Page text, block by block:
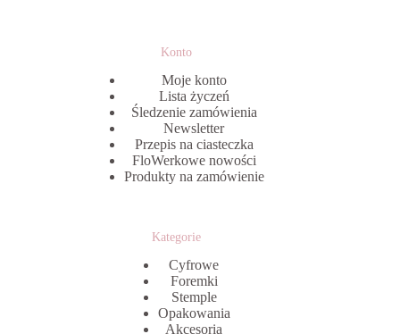
Konto
Moje konto
Lista życzeń
Śledzenie zamówienia
Newsletter
Przepis na ciasteczka
FloWerkowe nowości
Produkty na zamówienie
Kategorie
Cyfrowe
Foremki
Stemple
Opakowania
Akcesoria